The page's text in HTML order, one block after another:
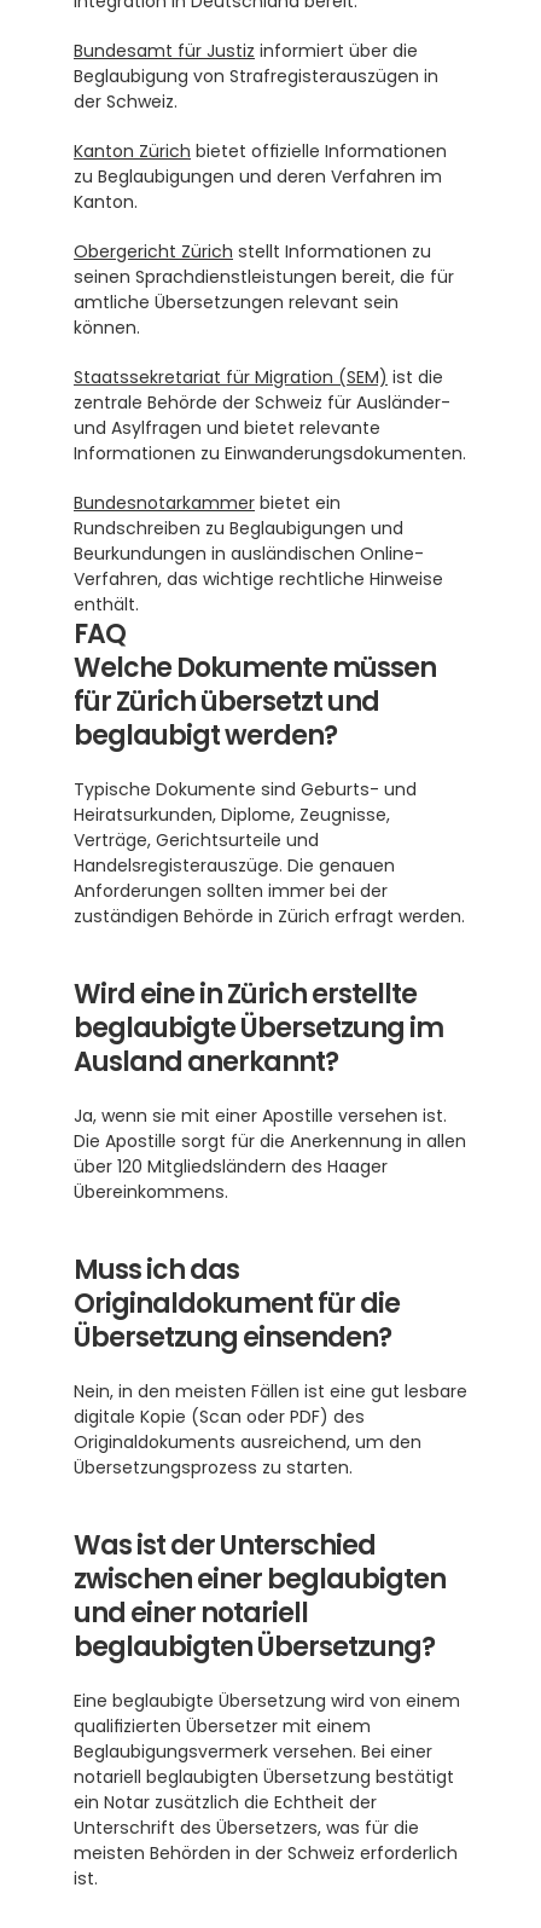
Bundesamt für Justiz informiert über die
Beglaubigung von Strafregisterauszügen in
der Schweiz.
Kanton Zürich bietet offizielle Informationen
zu Beglaubigungen und deren Verfahren im
Kanton.
Obergericht Zürich stellt Informationen zu
seinen Sprachdienstleistungen bereit, die für
amtliche Übersetzungen relevant sein
können.
Staatssekretariat für Migration (SEM) ist die
zentrale Behörde der Schweiz für Ausländer-
und Asylfragen und bietet relevante
Informationen zu Einwanderungsdokumenten.
Bundesnotarkammer bietet ein
Rundschreiben zu Beglaubigungen und
Beurkundungen in ausländischen Online-
Verfahren, das wichtige rechtliche Hinweise
enthält.
FAQ
Welche Dokumente müssen
für Zürich übersetzt und
beglaubigt werden?
Typische Dokumente sind Geburts- und
Heiratsurkunden, Diplome, Zeugnisse,
Verträge, Gerichtsurteile und
Handelsregisterauszüge. Die genauen
Anforderungen sollten immer bei der
zuständigen Behörde in Zürich erfragt werden.
Wird eine in Zürich erstellte
beglaubigte Übersetzung im
Ausland anerkannt?
Ja, wenn sie mit einer Apostille versehen ist.
Die Apostille sorgt für die Anerkennung in allen
über 120 Mitgliedsländern des Haager
Übereinkommens.
Muss ich das
Originaldokument für die
Übersetzung einsenden?
Nein, in den meisten Fällen ist eine gut lesbare
digitale Kopie (Scan oder PDF) des
Originaldokuments ausreichend, um den
Übersetzungsprozess zu starten.
Was ist der Unterschied
zwischen einer beglaubigten
und einer notariell
beglaubigten Übersetzung?
Eine beglaubigte Übersetzung wird von einem
qualifizierten Übersetzer mit einem
Beglaubigungsvermerk versehen. Bei einer
notariell beglaubigten Übersetzung bestätigt
ein Notar zusätzlich die Echtheit der
Unterschrift des Übersetzers, was für die
meisten Behörden in der Schweiz erforderlich
ist.